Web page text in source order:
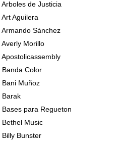
Arboles de Justicia
Art Aguilera
Armando Sánchez
Averly Morillo
Apostolicassembly
Banda Color
Bani Muñoz
Barak
Bases para Regueton
Bethel Music
Billy Bunster